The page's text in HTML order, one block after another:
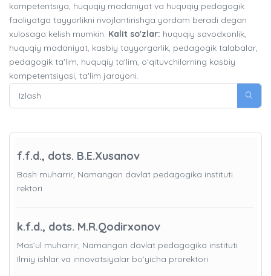
kompetentsiya, huquqiy madaniyat va huquqiy pedagogik
faoliyatga tayyorlikni rivojlantirishga yordam beradi degan
xulosaga kelish mumkin. Kalit so'zlar: huquqiy savodxonlik,
huquqiy madaniyat, kasbiy tayyorgarlik, pedagogik talabalar,
pedagogik ta'lim, huquqiy ta'lim, o'qituvchilarning kasbiy
kompetentsiyasi, ta'lim jarayoni.
f.f.d., dots. B.E.Xusanov
Bosh muharrir, Namangan davlat pedagogika instituti
rektori
k.f.d., dots. M.R.Qodirxonov
Mas’ul muharrir, Namangan davlat pedagogika instituti
Ilmiy ishlar va innovatsiyalar bo’yicha prorektori